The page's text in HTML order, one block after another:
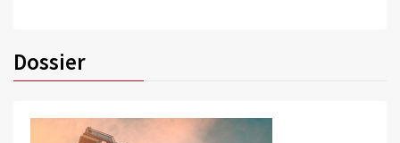
Dossier